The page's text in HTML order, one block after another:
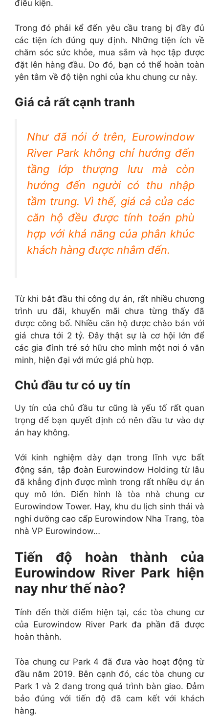
điều kiện.
Trong đó phải kể đến yêu cầu trang bị đầy đủ
các tiện ích đúng quy định. Những tiện ích về
chăm sóc sức khỏe, mua sắm và học tập được
đặt lên hàng đầu. Do đó, bạn có thể hoàn toàn
yên tâm về độ tiện nghi của khu chung cư này.
Giá cả rất cạnh tranh
Như đã nói ở trên, Eurowindow
River Park không chỉ hướng đến
tầng lớp thượng lưu mà còn
hướng đến người có thu nhập
tầm trung. Vì thế, giá cả của các
căn hộ đều được tính toán phù
hợp với khả năng của phân khúc
khách hàng được nhắm đến.
Từ khi bắt đầu thi công dự án, rất nhiều chương
trình ưu đãi, khuyến mãi chưa từng thấy đã
được công bố. Nhiều căn hộ được chào bán với
giá chưa tới 2 tỷ. Đây thật sự là cơ hội lớn để
các gia đình trẻ sở hữu cho mình một nơi ở văn
minh, hiện đại với mức giá phù hợp.
Chủ đầu tư có uy tín
Uy tín của chủ đầu tư cũng là yếu tố rất quan
trọng để bạn quyết định có nên đầu tư vào dự
án hay không.
Với kinh nghiệm dày dạn trong lĩnh vực bất
động sản, tập đoàn Eurowindow Holding từ lâu
đã khẳng định được mình trong rất nhiều dự án
quy mô lớn. Điển hình là tòa nhà chung cư
Eurowindow Tower. Hay, khu du lịch sinh thái và
nghỉ dưỡng cao cấp Eurowindow Nha Trang, tòa
nhà VP Eurowindow…
Tiến độ hoàn thành của
Eurowindow River Park hiện
nay như thế nào?
Tính đến thời điểm hiện tại, các tòa chung cư
của Eurowindow River Park đa phần đã được
hoàn thành.
Tòa chung cư Park 4 đã đưa vào hoạt động từ
đầu năm 2019. Bên cạnh đó, các tòa chung cư
Park 1 và 2 đang trong quá trình bàn giao. Đảm
bảo đúng với tiến độ đã cam kết với khách
hàng.